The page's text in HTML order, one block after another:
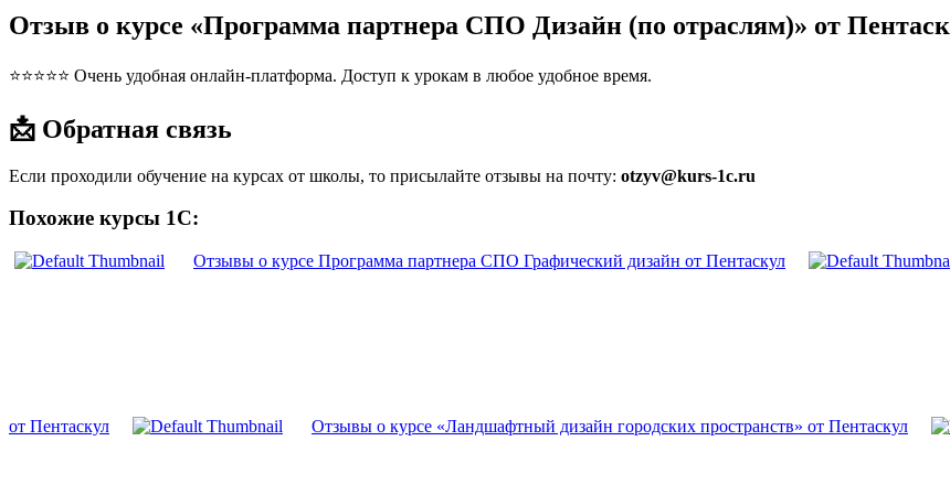
Отзыв о курсе «Программа партнера СПО Дизайн (по отраслям)» от
⭐⭐⭐⭐⭐ Очень удобная онлайн-платформа. Доступ к урокам в любое удобное время.
📩 Обратная связь
Если проходили обучение на курсах от школы, то присылайте отзывы на почту: otzyv@kurs-1c.ru
Похожие курсы 1С:
Отзывы о курсе Программа партнера СПО Графический дизайн от Пентаскул
от Пентаскул Отзывы о курсе «Ландшафтный дизайн городских пространств» от Пентаскул